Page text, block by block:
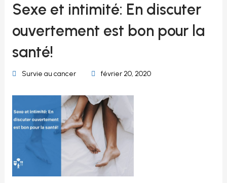
Sexe et intimité: En discuter
ouvertement est bon pour la
santé!
Survie au cancer février 20, 2020